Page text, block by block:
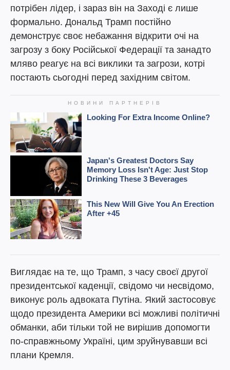
потрібен лідер, і зараз він на Заході є лише
формально. Дональд Трамп постійно
демонструє своє небажання відкрити очі на
загрозу з боку Російської Федерації та занадто
мляво реагує на всі виклики та загрози, котрі
постають сьогодні перед західним світом.
Виглядає на те, що Трамп, з часу своєї другої
президентської каденції, свідомо чи несвідомо,
виконує роль адвоката Путіна. Який застосовує
щодо президента Америки всі можливі політичні
обманки, аби тільки той не вирішив допомогти
по-справжньому Україні, цим зруйнувавши всі
плани Кремля.